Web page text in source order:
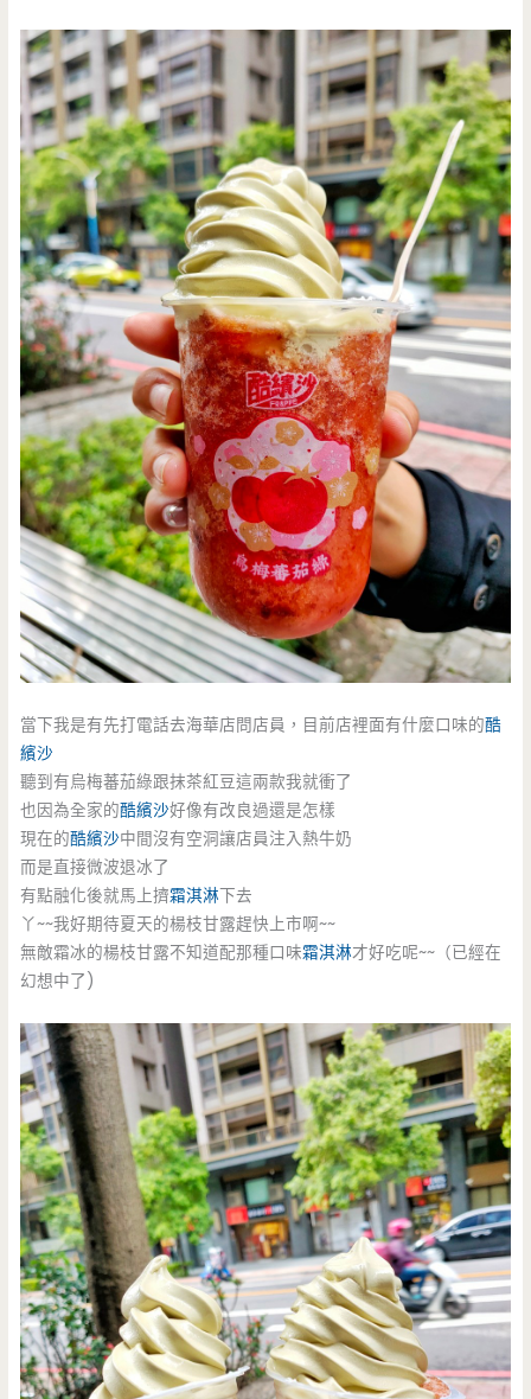
當下我是有先打電話去海華店問店員，目前店裡面有什麼口味的酷
繽沙
聽到有烏梅蕃茄綠跟抹茶紅豆這兩款我就衝了
也因為全家的酷繽沙好像有改良過還是怎樣
現在的酷繽沙中間沒有空洞讓店員注入熱牛奶
而是直接微波退冰了
有點融化後就馬上擠霜淇淋下去
丫~~我好期待夏天的楊枝甘露趕快上市啊~~
無敵霜冰的楊枝甘露不知道配那種口味霜淇淋才好吃呢~~（已經在
幻想中了)